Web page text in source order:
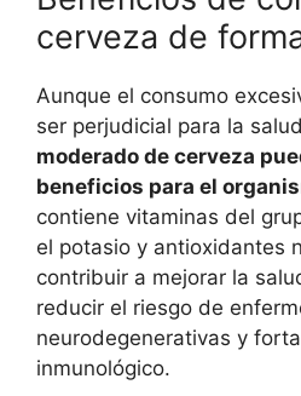
cerveza de
Aunque el consumo
ser perjudicial para la
moderado de cerveza
beneficios para el
contiene vitaminas del
el potasio y antioxidantes
contribuir a mejorar la
reducir el riesgo de
neurodegenerativas y
inmunológico.